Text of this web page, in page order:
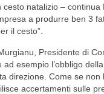
natalizio –
a produrre ben 3
il cesto”.
Presidente di
esempio l’obbligo
direzione. Come se
accertamenti sulle